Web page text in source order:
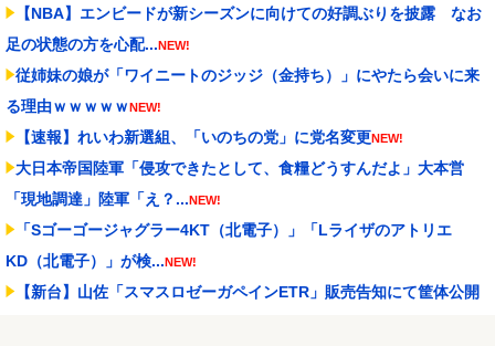
【NBA】エンビードが新シーズンに向けての好調ぶりを披露 なお
足の状態の方を心配...NEW!
従姉妹の娘が「ワイニートのジッジ（金持ち）」にやたら会いに来
る理由ｗｗｗｗｗNEW!
【速報】れいわ新選組、「いのちの党」に党名変更NEW!
大日本帝国陸軍「侵攻できたとして、食糧どうすんだよ」大本営
「現地調達」陸軍「え？...NEW!
「Sゴーゴージャグラー4KT（北電子）」「Lライザのアトリエ
KD（北電子）」が検...NEW!
【新台】山佐「スマスロゼーガペインETR」販売告知にて筐体公開